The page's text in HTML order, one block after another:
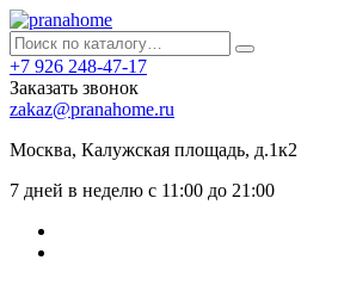
+7 926 248-47-17
Заказать звонок
zakaz@pranahome.ru
Москва, Калужская площадь, д.1к2
7 дней в неделю с 11:00 до 21:00